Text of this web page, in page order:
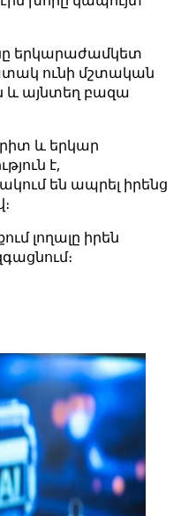
երկարաժամկետ
ունի մշտական
և այնտեղ բազա
և երկար
է,
են ապրել իրենց
լողալը իրեն